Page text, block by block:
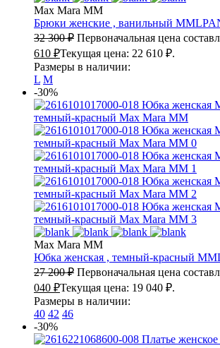
Max Mara MM
Брюки женские , ванильный
32 300₽ Первоначальная цена
610 ₽Текущая цена: 22 610 ₽.
Размеры в наличии:
L M
-30%
Max Mara MM
Юбка женская , темный-красный
27 200₽ Первоначальная цена
040 ₽Текущая цена: 19 040 ₽.
Размеры в наличии:
40 42 46
-30%